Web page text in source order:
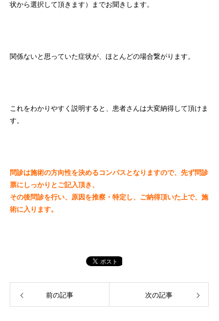
状から選択して頂きます）までお聞きします。
関係ないと思っていた症状が、ほとんどの場合繋がります。
これをわかりやすく説明すると、患者さんは大変納得して頂けま
す。
問診は施術の方向性を決めるコンパスとなりますので、先ず問診
票にしっかりとご記入頂き、
その後問診を行い、原因を推察・特定し、ご納得頂いた上で、施
術に入ります。
前の記事 次の記事